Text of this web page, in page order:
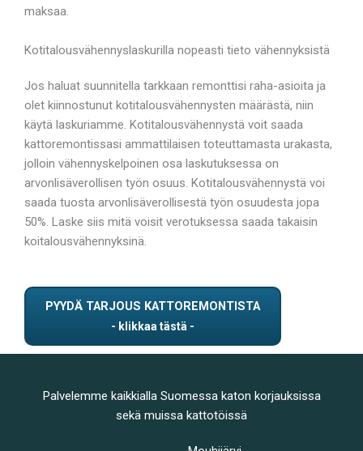
maksaa.
Kotitalousvähennyslaskurilla nopeasti tieto vähennyksistä
Jos haluat suunnitella tarkkaan remonttisi raha-asioita ja
olet kiinnostunut kotitalousvähennysten määrästä, niin
käytä laskuriamme. Kotitalousvähennystä voit saada
kattoremontissasi ammattilaisen toteuttamasta urakasta,
jolloin vähennyskelpoinen osa laskutuksessa on
arvonlisäverollisen työn osuus. Kotitalousvähennystä voi
saada tuosta arvonlisäverollisestä työn osuudesta jopa
50%. Laske siis mitä voisit verotuksessa saada takaisin
koitalousvähennyksinä.
PYYDÄ TARJOUS KATTOREMONTISTA
Palvelemme kaikkialla Suomessa katon korjauksissa
sekä muissa kattotöissä